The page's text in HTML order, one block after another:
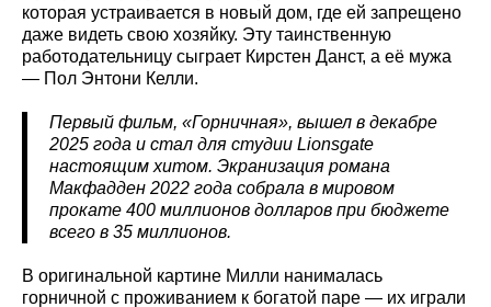
которая устраивается в новый дом, где ей запрещено
даже видеть свою хозяйку. Эту таинственную
работодательницу сыграет Кирстен Данст, а её мужа
— Пол Энтони Келли.
Первый фильм, «Горничная», вышел в декабре
2025 года и стал для студии Lionsgate
настоящим хитом. Экранизация романа
Макфадден 2022 года собрала в мировом
прокате 400 миллионов долларов при бюджете
всего в 35 миллионов.
В оригинальной картине Милли нанималась
горничной с проживанием к богатой паре — их играли